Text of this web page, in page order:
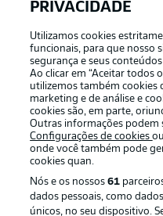
Oferecido por
PRIVACIDADE
Utilizamos cookies
funcionais, para que nosso
segurança e seus
Ao clicar em “Aceitar todos
utilizemos também cookies
marketing e de análise e
cookies são, em parte,
Outras informações podem
Configurações de cookies
onde você também pode
cookies quan.
Nós e os nossos61
dados pessoais, como
únicos, no seu dispositivo.